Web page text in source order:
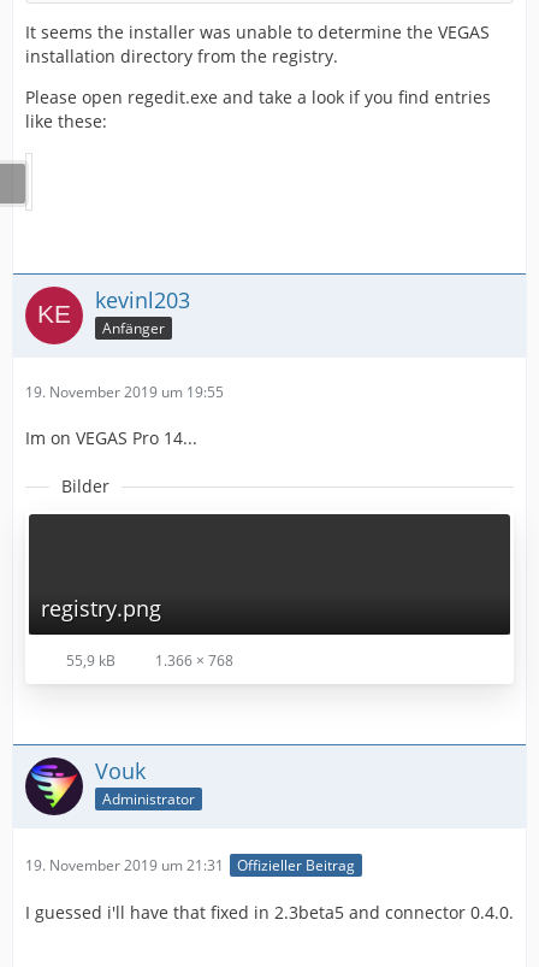
It seems the installer was unable to determine the VEGAS
installation directory from the registry.
Please open regedit.exe and take a look if you find entries
like these:
kevinl203
Anfänger
19. November 2019 um 19:55
Im on VEGAS Pro 14...
Bilder
registry.png
55,9 kB 1.366 × 768
Vouk
Administrator
19. November 2019 um 21:31 Offizieller Beitrag
I guessed i'll have that fixed in 2.3beta5 and connector 0.4.0.